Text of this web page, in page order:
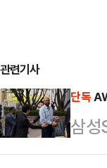
관련기사
단독
삼성
데이